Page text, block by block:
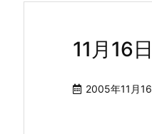
11月16
2005年11月